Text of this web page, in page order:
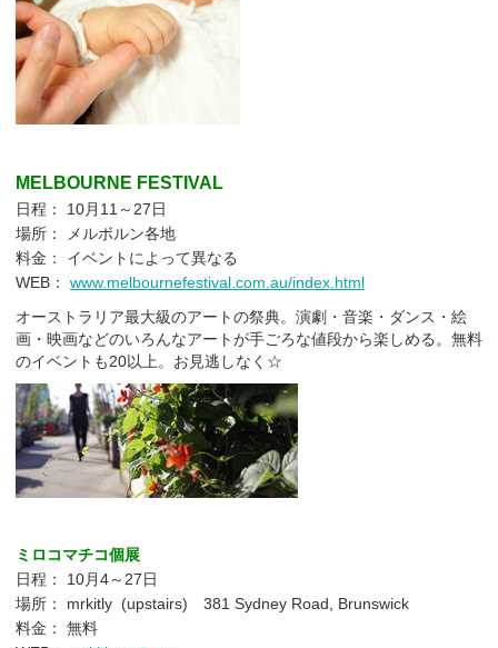
MELBOURNE FESTIVAL
日程： 10月11～27日
場所： メルボルン各地
料金： イベントによって異なる
WEB： www.melbournefestival.com.au/index.html
オーストラリア最大級のアートの祭典。演劇・音楽・ダンス・絵
画・映画などのいろんなアートが手ごろな値段から楽しめる。無料
のイベントも20以上。お見逃しなく☆
ミロコマチコ個展
日程： 10月4～27日
場所： mrkitly (upstairs) 381 Sydney Road, Brunswick
料金： 無料